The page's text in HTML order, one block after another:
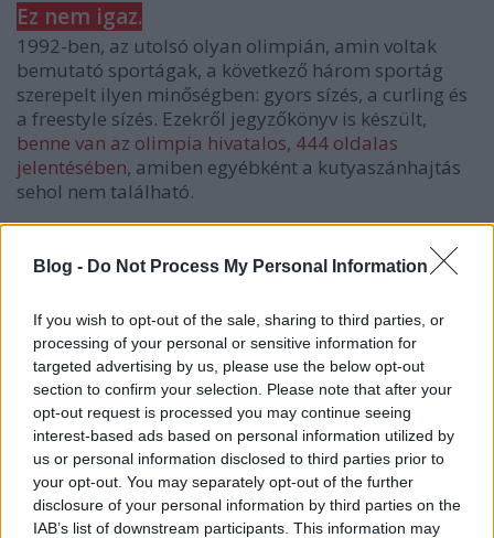
Blog - Do Not Process My Personal Information
If you wish to opt-out of the sale, sharing to third parties, or
processing of your personal or sensitive information for
targeted advertising by us, please use the below opt-out
section to confirm your selection. Please note that after your
opt-out request is processed you may continue seeing
interest-based ads based on personal information utilized by
us or personal information disclosed to third parties prior to
your opt-out. You may separately opt-out of the further
disclosure of your personal information by third parties on the
IAB’s list of downstream participants. This information may
Ez nem igaz.
1992-ben, az utolsó olyan olimpián, amin voltak
bemutató sportágak, a következő három sportág
szerepelt ilyen minőségben: gyors sízés, a curling és
a freestyle sízés. Ezekről jegyzőkönyv is készült,
benne van az olimpia hivatalos, 444 oldalas
jelentésében, amiben egyébként a kutyaszánhajtás
sehol nem található.